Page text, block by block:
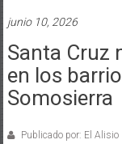
junio 10, 2026
Santa Cruz
en los
Somosierra
Publicado por: El Alisio